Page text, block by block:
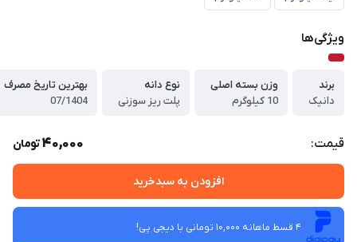
ویژگی‌ها
برند
دانیک
وزن بسته اصلی
10 کیلوگرم
نوع دانه
پلت ریز سوزنی
بهترین تاریخ مصرف
07/1404
قیمت: 40,000تومان
افزودن به سبدخرید
4 قسط ماهانه 10,000 تومانی با دیجی ‌پی!